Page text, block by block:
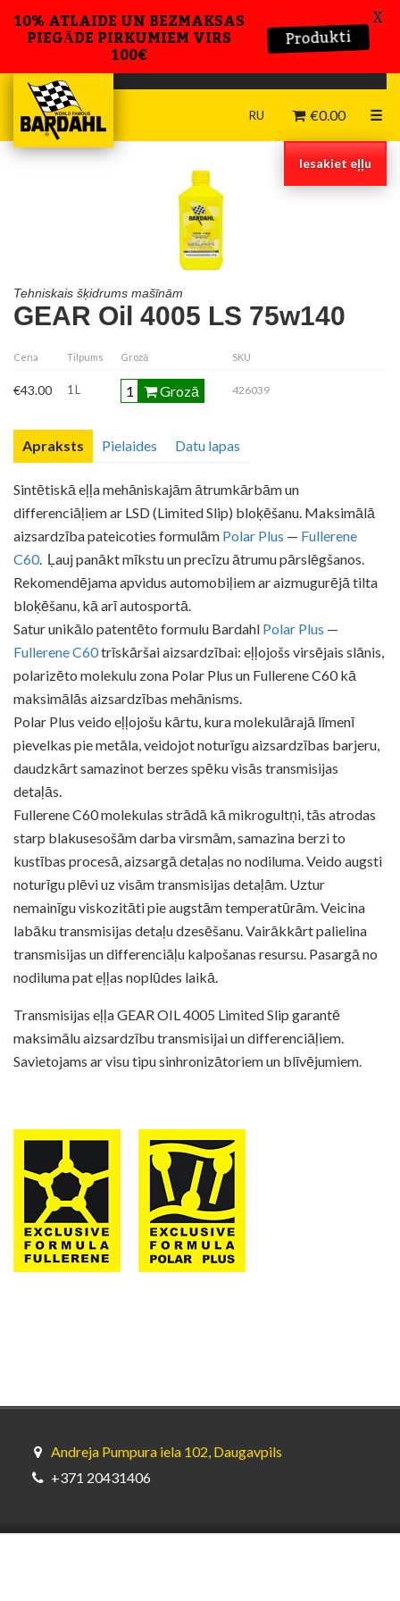
RU
Iesakiet eļļu
€0.00 ☰
Tehniskais šķidrums mašīnām
GEAR Oil 4005 LS 75w140
Cena Tilpums Grozā SKU
€43.00 1 L Grozā 426039
Apraksts Pielaides Datu lapas
Sintētiskā eļļa mehāniskajām ātrumkārbām un
differenciāļiem ar LSD (Limited Slip) bloķēšanu. Maksimālā
aizsardzība pateicoties formulām Polar Plus — Fullerene
C60. Ļauj panākt mīkstu un precīzu ātrumu pārslēgšanos.
Rekomendējama apvidus automobiļiem ar aizmugurējā tilta
bloķēšanu, kā arī autosportā.
Satur unikālo patentēto formulu Bardahl Polar Plus —
Fullerene C60trīskāršai aizsardzībai: eļļojošs virsējais slānis,
polarizēto molekulu zona Polar Plus un Fullerene C60 kā
maksimālās aizsardzības mehānisms.
Polar Plus veido eļļojošu kārtu, kura molekulārajā līmenī
pievelkas pie metāla, veidojot noturīgu aizsardzības barjeru,
daudzkārt samazinot berzes spēku visās transmisijas
detaļās.
Fullerene C60 molekulas strādā kā mikrogultņi, tās atrodas
starp blakusesošām darba virsmām, samazina berzi to
kustības procesā, aizsargā detaļas no nodiluma. Veido augsti
noturīgu plēvi uz visām transmisijas detaļām. Uztur
nemainīgu viskozitāti pie augstām temperatūrām. Veicina
labāku transmisijas detaļu dzesēšanu. Vairākkārt palielina
transmisijas un differenciāļu kalpošanas resursu. Pasargā no
nodiluma pat eļļas noplūdes laikā.
Transmisijas eļļa GEAR OIL 4005 Limited Slip garantē
maksimālu aizsardzību transmisijai un differenciāļiem.
Savietojams ar visu tipu sinhronizātoriem un blīvējumiem.
Tehniskā datu lapa
Drošības datu lapa
Andreja Pumpura iela 102, Daugavpils
+371 20431406
10% ATLAIDE UN BEZMAKSAS
PIEGĀDE PIRKUMIEM VIRS
100€
Produkti
X